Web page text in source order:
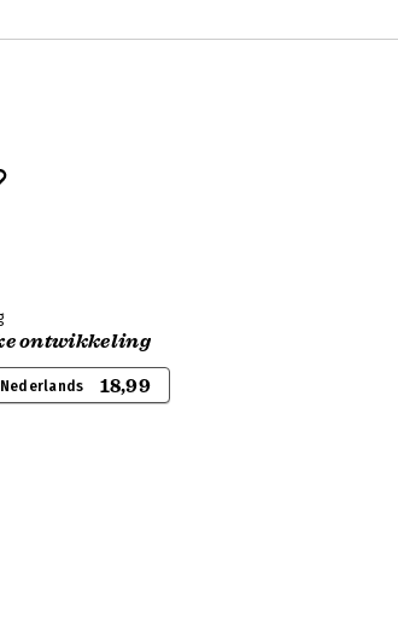
ontwikkeling
18,99